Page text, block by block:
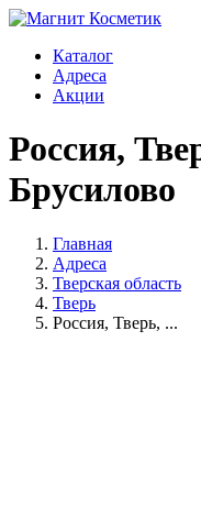
Каталог
Адреса
Акции
Россия,
Брусилово
Главная
Адреса
Тверская область
Тверь
Россия, Тверь, ...